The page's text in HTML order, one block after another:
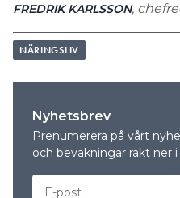
FREDRIK KARLSSON,
NÄRINGSLIV
Nyhetsbrev
Prenumerera på vårt
och bevakningar rakt ner